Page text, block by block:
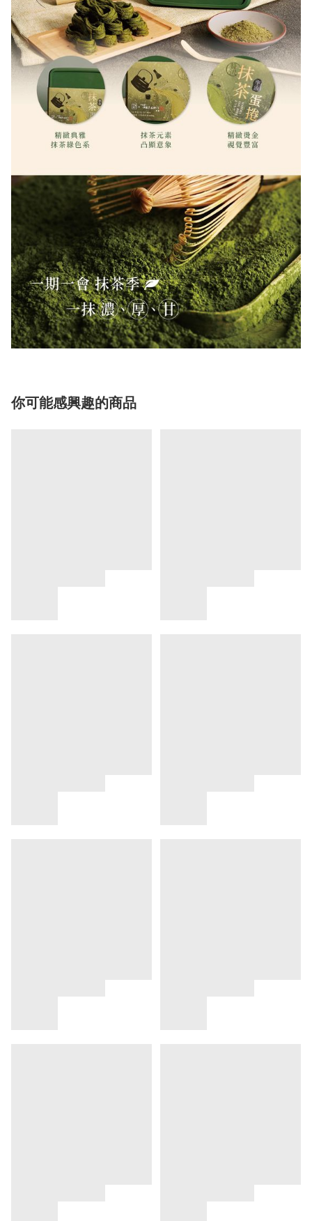
你可能感興趣的商品